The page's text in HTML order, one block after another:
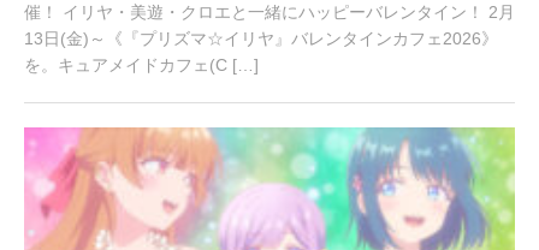
2
,
2
0
催！ イリヤ・美遊・クロエと一緒にハッピーバレンタイン！ 2月
13日(金)～《『プリズマ☆イリヤ』バレンタインカフェ2026》
を。キュアメイドカフェ(C […]